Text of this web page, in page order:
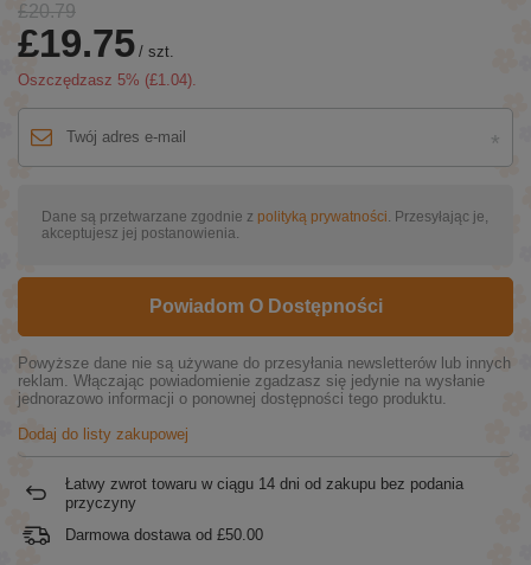
£20.79
£19.75 / szt.
Oszczędzasz 5% (£1.04).
Dane są przetwarzane zgodnie z polityką prywatności . Przesyłając je,
akceptujesz jej postanowienia.
Powiadom O Dostępności
Powyższe dane nie są używane do przesyłania newsletterów lub innych
reklam. Włączając powiadomienie zgadzasz się jedynie na wysłanie
jednorazowo informacji o ponownej dostępności tego produktu.
Dodaj do listy zakupowej
Łatwy zwrot towaru w ciągu 14 dni od zakupu bez podania
przyczyny
Darmowa dostawa od £50.00